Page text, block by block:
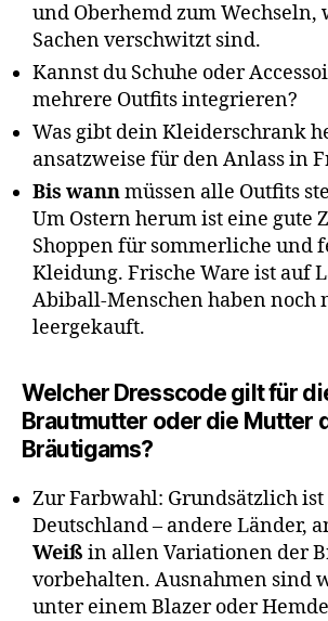
und Oberhemd zum Wechseln,
Sachen verschwitzt sind.
Kannst du Schuhe oder
mehrere Outfits integrieren?
Was gibt dein Kleiderschrank
ansatzweise für den Anlass in
Bis wannmüssen alle Outfits
Um Ostern herum ist eine gute
Shoppen für sommerliche und
Kleidung. Frische Ware ist auf
Abiball-Menschen haben noch
leergekauft.
Welcher Dresscode gilt für
Brautmutter oder die Mutter
Bräutigams?
Zur Farbwahl: Grundsätzlich
Deutschland – andere Länder,
Weiß in allen Variationen der
vorbehalten. Ausnahmen sind
unter einem Blazer oder